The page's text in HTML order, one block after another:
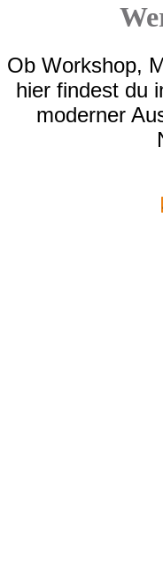
Ob Workshop,
hier findest du
moderner